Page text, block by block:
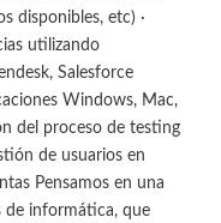
disponibles, etc) ·
utilizando
Salesforce
Windows, Mac,
del proceso de testing
de usuarios en
Pensamos en una
de informática, que